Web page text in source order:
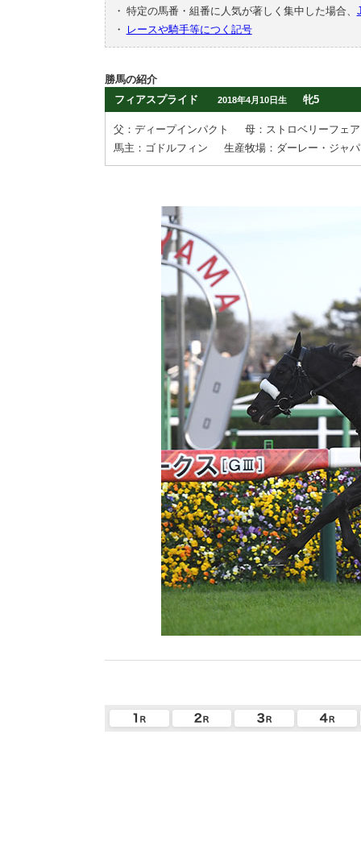
・ 特定の馬番・組番に人気が著しく集中した場合、
・
レースや騎手等につく記号
勝馬の紹介
フィアスプライド
2018年4月10日生 牝5
父：ディープインパクト
母：ストロベリーフェア
馬主：ゴドルフィン
生産牧場：ダーレー・ジャ